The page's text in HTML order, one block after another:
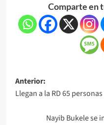
Comparte en
Anterior:
Llegan a la RD 65
Nayib Bukele se